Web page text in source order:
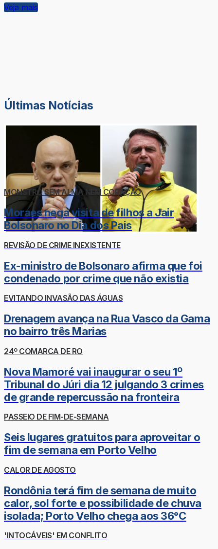
Veja mais
Últimas Notícias
MONSTRO SEM ALMA NEM CORAÇÃO
Moraes nega visita de filhos a Jair
Bolsonaro no Dia dos Pais
REVISÃO DE CRIME INEXISTENTE
Ex-ministro de Bolsonaro afirma que foi
condenado por crime que não existia
EVITANDO INVASÃO DAS ÁGUAS
Drenagem avança na Rua Vasco da Gama
no bairro três Marias
24º COMARCA DE RO
Nova Mamoré vai inaugurar o seu 1º
Tribunal do Júri dia 12 julgando 3 crimes
de grande repercussão na fronteira
PASSEIO DE FIM-DE-SEMANA
Seis lugares gratuitos para aproveitar o
fim de semana em Porto Velho
CALOR DE AGOSTO
Rondônia terá fim de semana de muito
calor, sol forte e possibilidade de chuva
isolada; Porto Velho chega aos 36°C
'INTOCÁVEIS' EM CONFLITO